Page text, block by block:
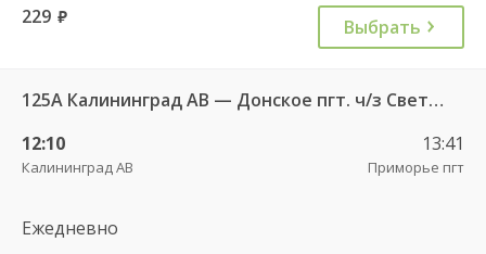
229 руб. Выбрать
125А Калининград АВ — Донское пгт. ч/з Светлогорск г.
12:10
Калининград АВ
13:41
Приморье пгт
Ежедневно